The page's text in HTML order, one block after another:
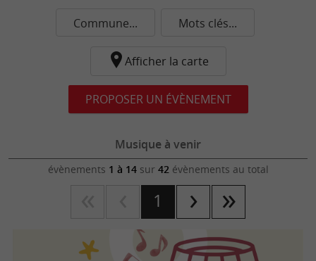
Commune... Mots clés...
Afficher la carte
PROPOSER UN ÉVÈNEMENT
Musique à venir
évènements 1 à 14sur 42évènements au total
1